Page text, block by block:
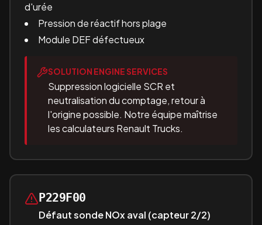
d'urée
Pression de réactif hors plage
Module DEF défectueux
SOLUTION ENGINE SERVICES
Suppression logicielle SCR et
neutralisation du comptage, retour à
l'origine possible. Notre équipe maîtrise
les calculateurs Renault Trucks.
P229F00
Défaut sonde NOx aval (capteur 2/2)